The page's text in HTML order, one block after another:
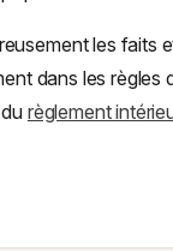
les faits
dans les règles
règlement